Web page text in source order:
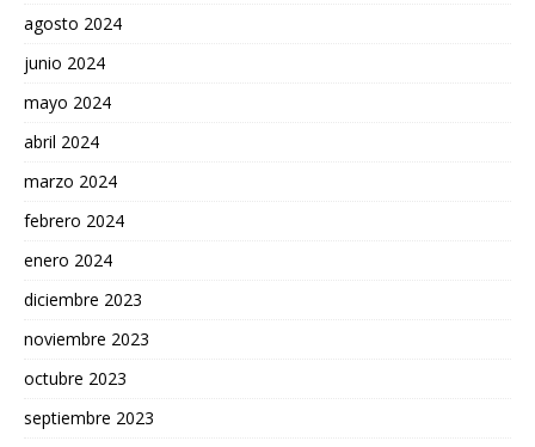
agosto 2024
junio 2024
mayo 2024
abril 2024
marzo 2024
febrero 2024
enero 2024
diciembre 2023
noviembre 2023
octubre 2023
septiembre 2023